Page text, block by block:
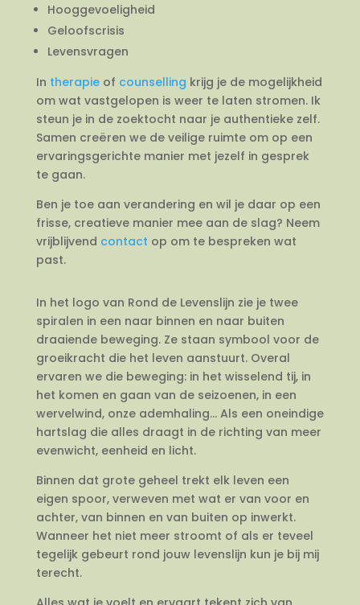
Hooggevoeligheid
Geloofscrisis
Levensvragen
In therapieof counselling krijg je de mogelijkheid
om wat vastgelopen is weer te laten stromen. Ik
steun je in de zoektocht naar je authentieke zelf.
Samen creëren we de veilige ruimte om op een
ervaringsgerichte manier met jezelf in gesprek
te gaan.
Ben je toe aan verandering en wil je daar op een
frisse, creatieve manier mee aan de slag? Neem
vrijblijvend contact op om te bespreken wat
past.
In het logo van Rond de Levenslijn zie je twee
spiralen in een naar binnen en naar buiten
draaiende beweging. Ze staan symbool voor de
groeikracht die het leven aanstuurt. Overal
ervaren we die beweging: in het wisselend tij, in
het komen en gaan van de seizoenen, in een
wervelwind, onze ademhaling… Als een oneindige
hartslag die alles draagt in de richting van meer
evenwicht, eenheid en licht.
Binnen dat grote geheel trekt elk leven een
eigen spoor, verweven met wat er van voor en
achter, van binnen en van buiten op inwerkt.
Wanneer het niet meer stroomt of als er teveel
tegelijk gebeurt rond jouw levenslijn kun je bij mij
terecht.